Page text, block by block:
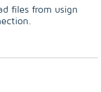
files from usign